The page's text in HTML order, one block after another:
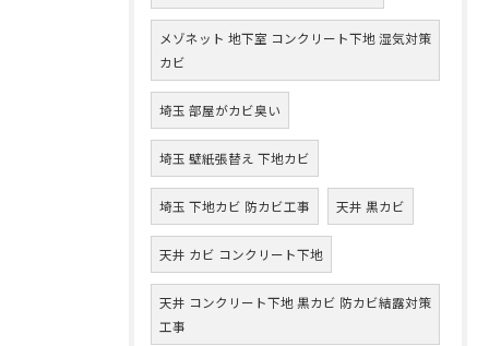
メゾネット 地下室 コンクリート下地 湿気対策
カビ
埼玉 部屋がカビ臭い
埼玉 壁紙張替え 下地カビ
埼玉 下地カビ 防カビ工事 天井 黒カビ
天井 カビ コンクリート下地
天井 コンクリート下地 黒カビ 防カビ結露対策
工事